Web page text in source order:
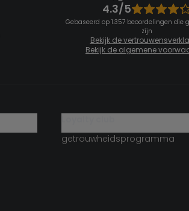
4.3/5
Gebaseerd op 1.357 beoordelingen die
zijn
Bekijk de
Bekijk de algemene
getrouwheidsprogramma